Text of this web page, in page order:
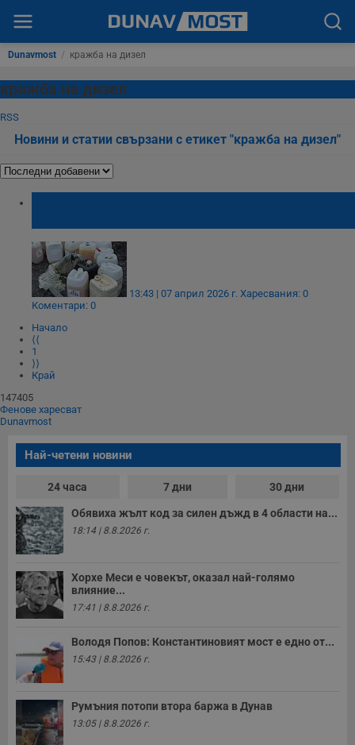
Dunavmost / кражба на дизел
кражба на дизел
RSS
Новини и статии свързани с етикет "кражба на дизел"
13:43 | 07 април 2026 г. Харесвания: 0
Коментари: 0
Начало
⟨⟨
1
⟩⟩
Край
147405
Фенове харесват
Dunavmost
Най-четени новини
24 часа 7 дни 30 дни
Обявиха жълт код за силен дъжд в 4 области на...
18:14 | 8.8.2026 г.
Хорхе Меси е човекът, оказал най-голямо
влияние...
17:41 | 8.8.2026 г.
Володя Попов: Константиновият мост е едно от...
15:43 | 8.8.2026 г.
Румъния потопи втора баржа в Дунав
13:05 | 8.8.2026 г.